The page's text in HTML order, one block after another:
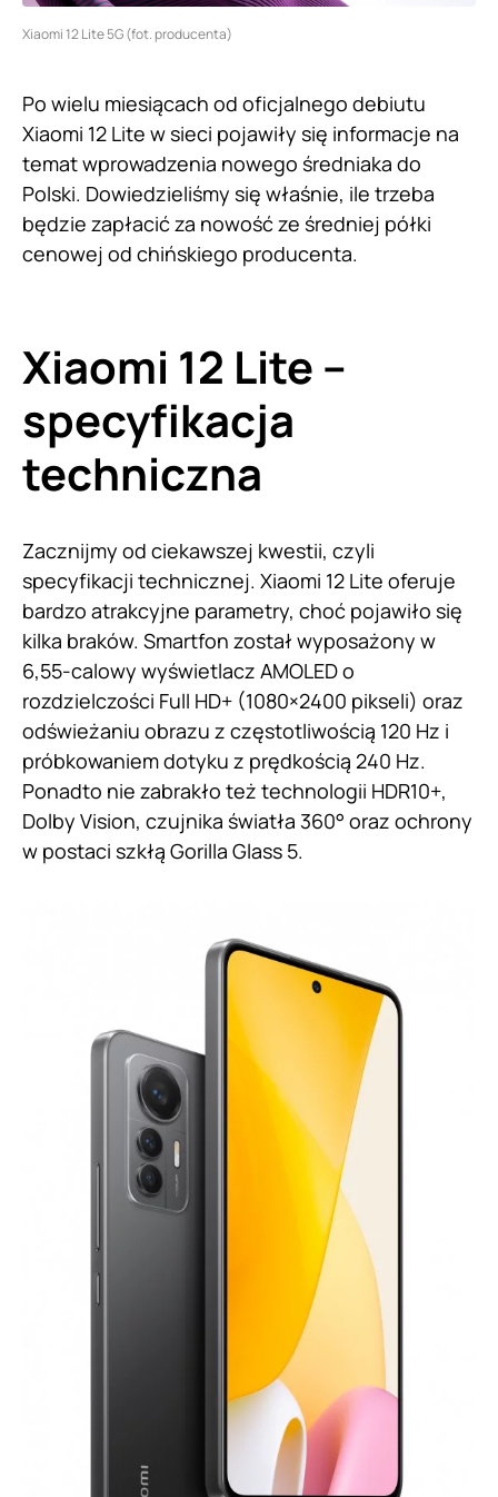
Xiaomi 12 Lite 5G (fot. producenta)
Po wielu miesiącach od oficjalnego debiutu
Xiaomi 12 Lite w sieci pojawiły się informacje na
temat wprowadzenia nowego średniaka do
Polski. Dowiedzieliśmy się właśnie, ile trzeba
będzie zapłacić za nowość ze średniej półki
cenowej od chińskiego producenta.
Xiaomi 12 Lite –
specyfikacja
techniczna
Zacznijmy od ciekawszej kwestii, czyli
specyfikacji technicznej. Xiaomi 12 Lite oferuje
bardzo atrakcyjne parametry, choć pojawiło się
kilka braków. Smartfon został wyposażony w
6,55-calowy wyświetlacz AMOLED o
rozdzielczości Full HD+ (1080×2400 pikseli) oraz
odświeżaniu obrazu z częstotliwością 120 Hz i
próbkowaniem dotyku z prędkością 240 Hz.
Ponadto nie zabrakło też technologii HDR10+,
Dolby Vision, czujnika światła 360° oraz ochrony
w postaci szkłą Gorilla Glass 5.